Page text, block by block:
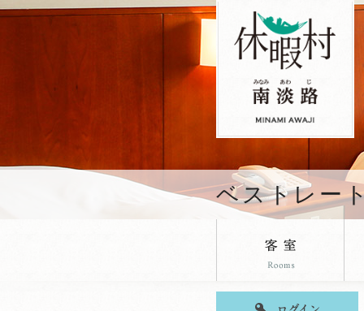
ベストレー